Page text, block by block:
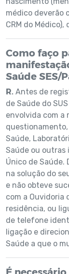
médico deverão
CRM do
Como faço
Saúde SES/
R. Antes de
de Saúde do
envolvida com a
Saúde,
Saúde ou outras
Único de Saúde.
na solução do
e não obteve
com a Ouvidoria
residência, ou
de telefone
ligação e
Saúde a que o
É